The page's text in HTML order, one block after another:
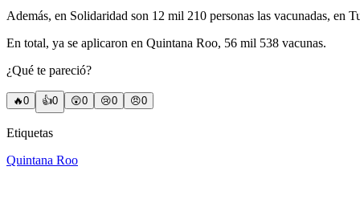
Además, en Solidaridad son 12 mil 210 personas las vacunadas,
En total, ya se aplicaron en Quintana Roo, 56 mil 538 vacunas.
¿Qué te pareció?
🔥0 👍0 😲0 😢0 😠0
Etiquetas
Quintana Roo